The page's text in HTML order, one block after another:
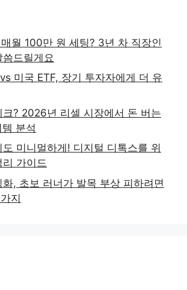
월 100만 원 세팅? 3년 차 직장인
드릴게요
미국 ETF, 장기 투자자에게 더 유
크? 2026년 리셀 시장에서 돈 버는
분석
미니멀하게! 디지털 디톡스를 위
가이드
, 초보 러너가 발목 부상 피하려면
지